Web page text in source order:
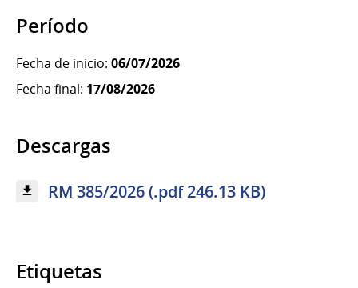
Período
Fecha de inicio: 06/07/2026
Fecha final: 17/08/2026
Descargas
RM 385/2026 (.pdf 246.13 KB)
Etiquetas